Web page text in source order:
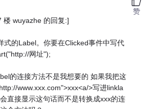
楼 wuyazhe 的回复:]
式的Label。你要在Clicked事件中写代
网址");
的连接方法不是我想要的 如果我把这
www.xxx.com">xxx<a/>写进linkla
直接显示这句话而不是转换成xxx的连
赞